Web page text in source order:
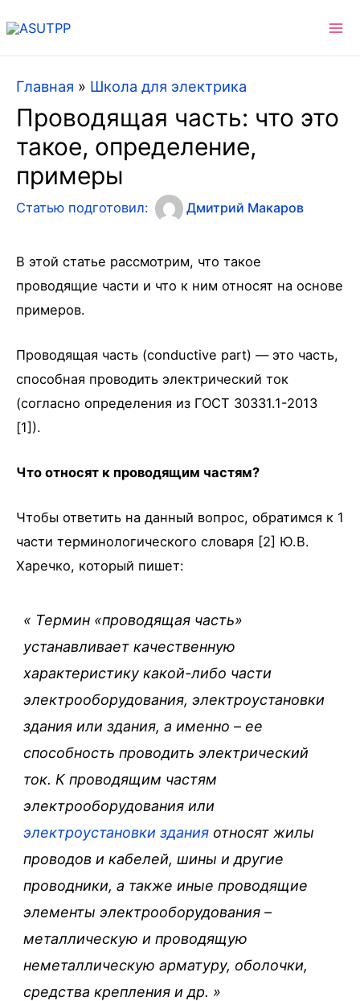
Главная » Школа для электрика
Проводящая часть: что это
такое, определение,
примеры
Статью подготовил: Дмитрий Макаров
В этой статье рассмотрим, что такое
проводящие части и что к ним относят на основе
примеров.
Проводящая часть (conductive part) — это часть,
способная проводить электрический ток
(согласно определения из ГОСТ 30331.1-2013
[1]).
Что относят к проводящим частям?
Чтобы ответить на данный вопрос, обратимся к 1
части терминологического словаря [2] Ю.В.
Харечко, который пишет:
« Термин «проводящая часть»
устанавливает качественную
характеристику какой-либо части
электрооборудования, электроустановки
здания или здания, а именно – ее
способность проводить электрический
ток. К проводящим частям
электрооборудования или
электроустановки здания относят жилы
проводов и кабелей, шины и другие
проводники, а также иные проводящие
элементы электрооборудования –
металлическую и проводящую
неметаллическую арматуру, оболочки,
средства крепления и др. »